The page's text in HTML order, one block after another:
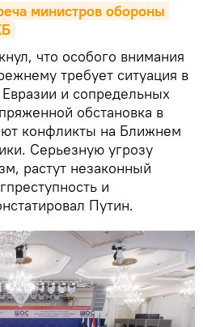
министров обороны
что особого внимания
требует ситуация в
и сопредельных
обстановка в
конфликты на Ближнем
Серьезную угрозу
растут незаконный
и
Путин.